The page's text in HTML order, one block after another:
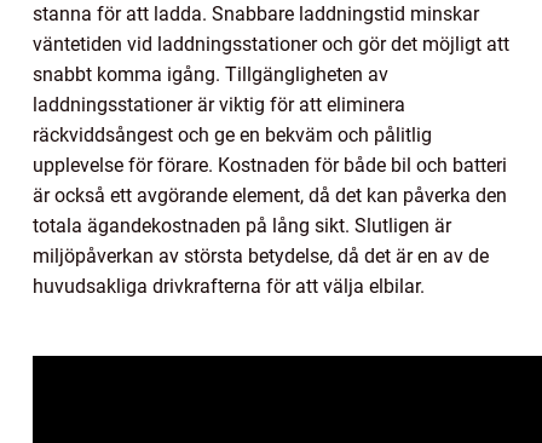
stanna för att ladda. Snabbare laddningstid minskar
väntetiden vid laddningsstationer och gör det möjligt att
snabbt komma igång. Tillgängligheten av
laddningsstationer är viktig för att eliminera
räckviddsångest och ge en bekväm och pålitlig
upplevelse för förare. Kostnaden för både bil och batteri
är också ett avgörande element, då det kan påverka den
totala ägandekostnaden på lång sikt. Slutligen är
miljöpåverkan av största betydelse, då det är en av de
huvudsakliga drivkrafterna för att välja elbilar.